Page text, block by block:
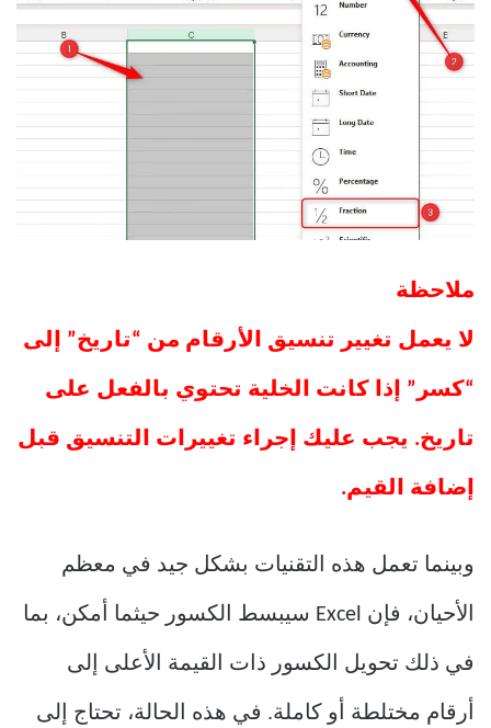
ملاحظة
لا يعمل تغيير تنسيق الأرقام من “تاريخ” إلى
“كسر” إذا كانت الخلية تحتوي بالفعل على
تاريخ. يجب عليك إجراء تغييرات التنسيق قبل
إضافة القيم.
وبينما تعمل هذه التقنيات بشكل جيد في معظم
الأحيان، فإن Excel سيبسط الكسور حيثما أمكن، بما
في ذلك تحويل الكسور ذات القيمة الأعلى إلى
أرقام مختلطة أو كاملة. في هذه الحالة، تحتاج إلى